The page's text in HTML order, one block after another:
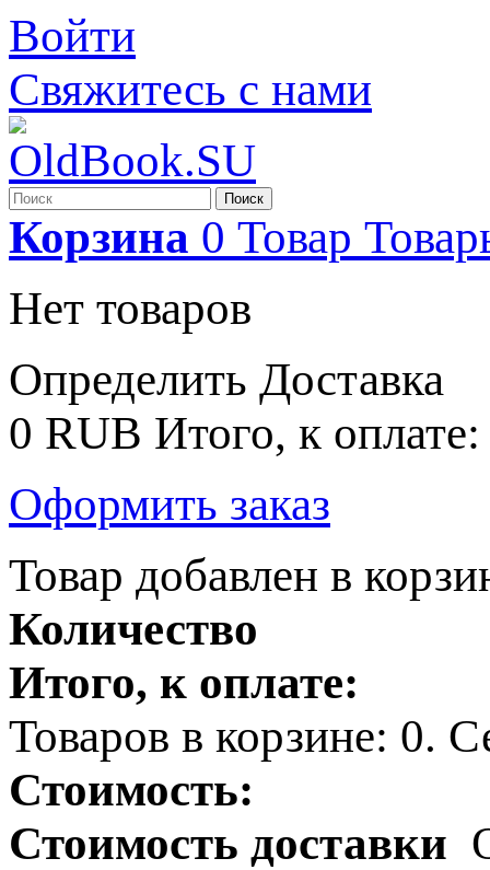
Войти
Свяжитесь с нами
Поиск
Корзина 0 Товар
Нет товаров
Определить Доставка
0 RUB Итого, к оплате:
Оформить заказ
Товар добавлен в
Количество
Итого, к оплате:
Товаров в корзине: 0.
Стоимость:
Стоимость доставки